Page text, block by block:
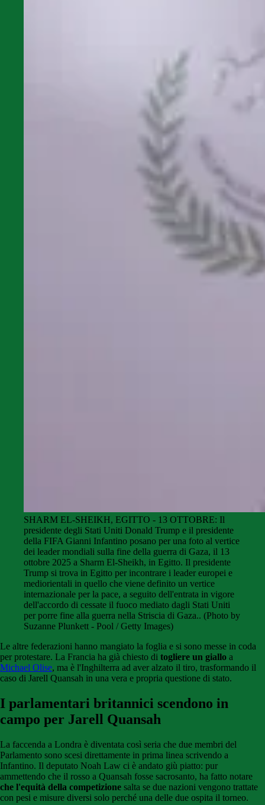
SHARM EL-SHEIKH, EGITTO - 13 OTTOBRE: Il
presidente degli Stati Uniti Donald Trump e il presidente
della FIFA Gianni Infantino posano per una foto al vertice
dei leader mondiali sulla fine della guerra di Gaza, il 13
ottobre 2025 a Sharm El-Sheikh, in Egitto. Il presidente
Trump si trova in Egitto per incontrare i leader europei e
mediorientali in quello che viene definito un vertice
internazionale per la pace, a seguito dell'entrata in vigore
dell'accordo di cessate il fuoco mediato dagli Stati Uniti
per porre fine alla guerra nella Striscia di Gaza.. (Photo by
Suzanne Plunkett - Pool / Getty Images)
Le altre federazioni hanno mangiato la foglia e si sono messe in coda
per protestare. La Francia ha già chiesto di togliere un giallo a
Michael Olise, ma è l'Inghilterra ad aver alzato il tiro, trasformando il
caso di Jarell Quansah in una vera e propria questione di stato.
I parlamentari britannici scendono in
campo per Jarell Quansah
La faccenda a Londra è diventata così seria che due membri del
Parlamento sono scesi direttamente in prima linea scrivendo a
Infantino. Il deputato Noah Law ci è andato giù piatto: pur
ammettendo che il rosso a Quansah fosse sacrosanto, ha fatto notare
che l'equità della competizione salta se due nazioni vengono trattate
con pesi e misure diversi solo perché una delle due ospita il torneo.